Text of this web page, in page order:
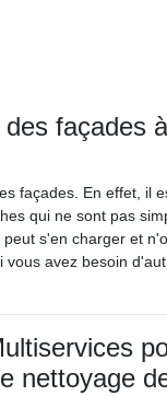
façades
façades. En effet, il
qui ne sont pas
s'en charger et
vous avez besoin
nettoyage